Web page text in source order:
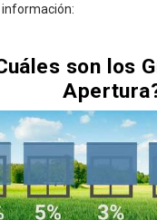
información:
son los